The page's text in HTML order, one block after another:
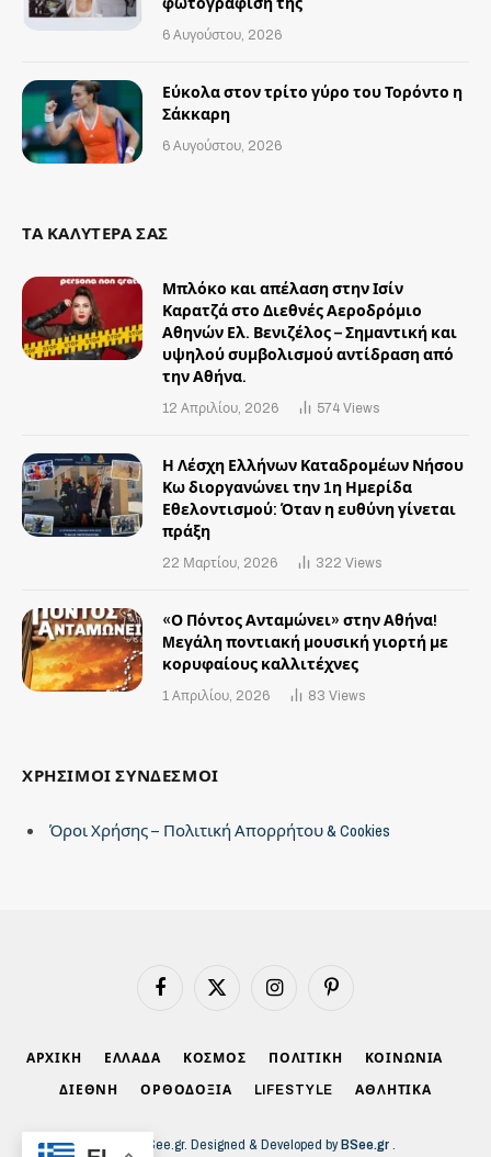
φωτογράφισή της
6 Αυγούστου, 2026
Εύκολα στον τρίτο γύρο του Τορόντο η
Σάκκαρη
6 Αυγούστου, 2026
ΤΑ ΚΑΛΥΤΕΡΑ ΣΑΣ
Μπλόκο και απέλαση στην Ισίν
Καρατζά στο Διεθνές Αεροδρόμιο
Αθηνών Ελ. Βενιζέλος – Σημαντική και
υψηλού συμβολισμού αντίδραση από
την Αθήνα.
12 Απριλίου, 2026 574 Views
Η Λέσχη Ελλήνων Καταδρομέων Νήσου
Κω διοργανώνει την 1η Ημερίδα
Εθελοντισμού: Όταν η ευθύνη γίνεται
πράξη
22 Μαρτίου, 2026 322 Views
«Ο Πόντος Ανταμώνει» στην Αθήνα!
Mεγάλη ποντιακή μουσική γιορτή με
κορυφαίους καλλιτέχνες
1 Απριλίου, 2026 83 Views
ΧΡΗΣΙΜΟΙ ΣΥΝΔΕΣΜΟΙ
Όροι Χρήσης – Πολιτική Απορρήτου & Cookies
Facebook X
Instagram Pinterest
ΑΡΧΙΚΗ ΕΛΛΑΔΑ ΚΟΣΜΟΣ ΠΟΛΙΤΙΚΗ ΚΟΙΝΩΝΙΑ
ΔΙΕΘΝΗ ΟΡΘΟΔΟΞΙΑ LIFESTYLE ΑΘΛΗΤΙΚΑ
© 2026 BSee.gr. Designed & Developed byBSee.gr.